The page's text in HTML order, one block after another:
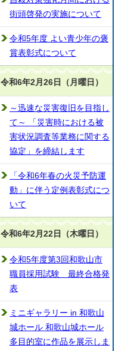
街頭啓発の実施について
令和5年度 よい青少年の褒
賞表彰式について
令和6年2月26日（月曜日）
～迅速な災害復旧を目指し
て～ 「災害時における被
害状況調査等業務に関する
協定」を締結します
「令和6年春の火災予防運
動」に伴う定例表彰式につ
いて
令和6年2月22日（木曜日）
令和5年度第3回和歌山市
職員採用試験 最終合格発
表
ミニギャラリー in 和歌山
城ホール 和歌山城ホール
多目的室に作品を展示しま